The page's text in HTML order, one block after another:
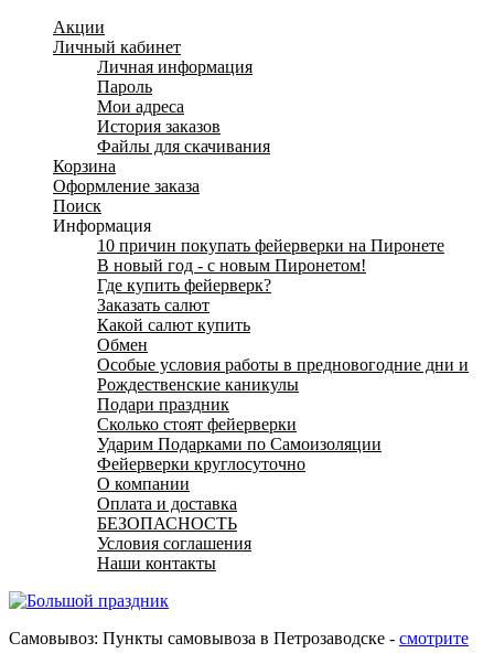
Акции
Личный кабинет
Личная информация
Пароль
Мои адреса
История заказов
Файлы для скачивания
Корзина
Оформление заказа
Поиск
Информация
10 причин покупать фейерверки на Пиронете
В новый год - с новым Пиронетом!
Где купить фейерверк?
Заказать салют
Какой салют купить
Обмен
Особые условия работы в предновогодние дни и
Рождественские каникулы
Подари праздник
Сколько стоят фейерверки
Ударим Подарками по Самоизоляции
Фейерверки круглосуточно
О компании
Оплата и доставка
БЕЗОПАСНОСТЬ
Условия соглашения
Наши контакты
Самовывоз: Пункты самовывоза в Петрозаводске - смотрите